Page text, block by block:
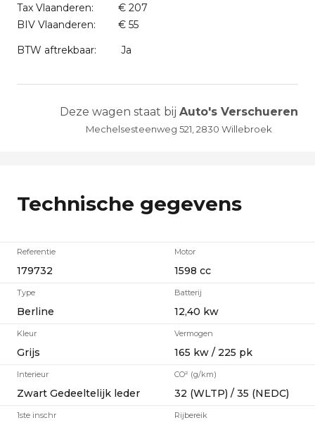
Tax Vlaanderen:
€ 207
BIV Vlaanderen:
€ 55
BTW aftrekbaar:
Ja
Deze wagen staat bij Auto's Verschueren
Mechelsesteenweg 521, 2830 Willebroek
Technische gegevens
Referentie
179732
Type
Berline
Kleur
Grijs
Interieur
Zwart Gedeeltelijk leder
1ste inschr
Motor
1598 cc
Batterij
12,40 kw
Vermogen
165 kw / 225 pk
CO² (g/km)
32 (WLTP) / 35 (NEDC)
Rijbereik